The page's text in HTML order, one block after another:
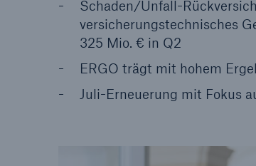
Schaden/Unfall-
versicherungstechnisches
325 Mio. € in Q2
ERGO trägt mit hohem
Juli-Erneuerung mit Fokus
insurance